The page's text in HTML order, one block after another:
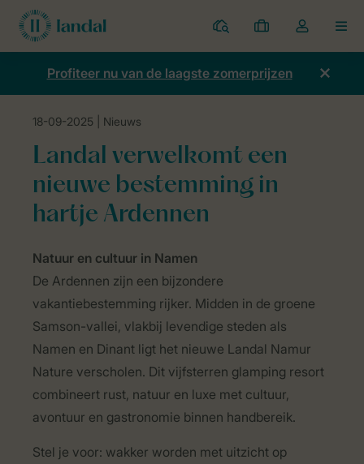
Parken
Mijn
boekingen
Open
de
dropdown
Profiteer nu van de laagste zomerprijzen
Nieuws
18-09-2025 | Nieuws
Landal verwelkomt een
nieuwe bestemming in
hartje Ardennen
Natuur en cultuur in Namen
De Ardennen zijn een bijzondere
vakantiebestemming rijker. Midden in de groene
Samson-vallei, vlakbij levendige steden als
Namen en Dinant ligt het nieuwe Landal Namur
Nature verscholen. Dit vijfsterren glamping resort
combineert rust, natuur en luxe met cultuur,
avontuur en gastronomie binnen handbereik.
Stel je voor: wakker worden met uitzicht op